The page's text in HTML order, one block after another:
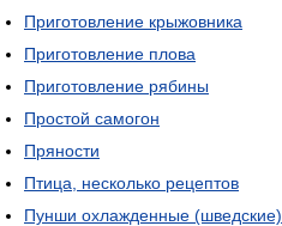
Приготовление крыжовника
Приготовление плова
Приготовление рябины
Простой самогон
Пряности
Птица, несколько рецептов
Пунши охлажденные (шведские)